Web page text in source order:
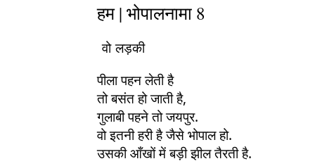
हम | भोपालनामा 8
वो लड़की
पीला पहन लेती है
तो बसंत हो जाती है,
गुलाबी पहने तो जयपुर.
वो इतनी हरी है जैसे भोपाल हो.
उसकी आँखों में बड़ी झील तैरती है.